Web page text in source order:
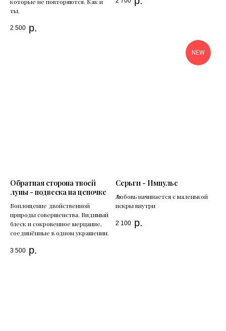
ты.
2 500 р.
Обратная сторона твоей
луны - подвеска на цепочке
Воплощение двойственной
природы совершенства. Видимый
блеск и сокровенное мерцание,
соединённые в одном украшении.
3 500 р.
NEW
Серьги - Импульс
Любовь начинается с маленькой
искры внутри
2 100 р.